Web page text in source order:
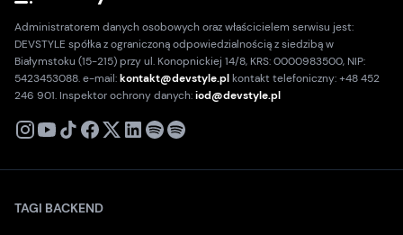
Administratorem danych osobowych oraz właścicielem serwisu jest:
DEVSTYLE spółka z ograniczoną odpowiedzialnością z siedzibą w
Białymstoku (15-215) przy ul. Konopnickiej 14/8, KRS: 0000983500, NIP:
5423453088. e-mail:kontakt@devstyle.plkontakt telefoniczny: +48 452
246 901. Inspektor ochrony danych:iod@devstyle.pl
X
TAGI BACKEND